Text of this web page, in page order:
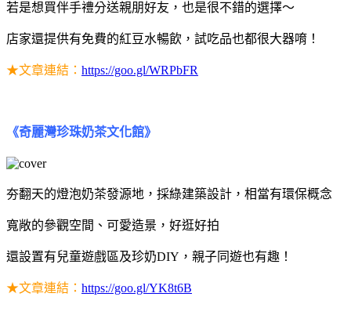
若是想買伴手禮分送親朋好友，也是很不錯的選擇～
店家還提供有免費的紅豆水暢飲，試吃品也都很大器唷！
★文章連結： https://goo.gl/WRPbFR
《奇麗灣珍珠奶茶文化館》
夯翻天的燈泡奶茶發源地，採綠建築設計，相當有環保概念
寬敞的參觀空間、可愛造景，好逛好拍
還設置有兒童遊戲區及珍奶DIY，親子同遊也有趣！
★文章連結： https://goo.gl/YK8t6B